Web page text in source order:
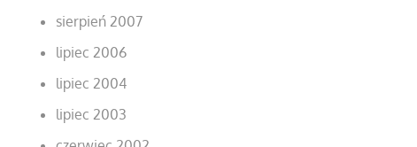
sierpień 2007
lipiec 2006
lipiec 2004
lipiec 2003